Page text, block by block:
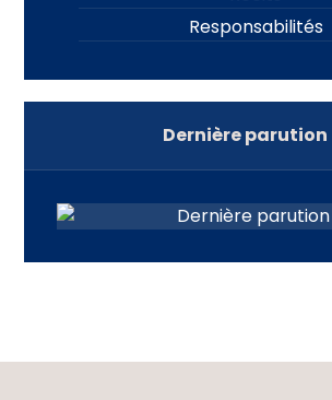
Responsabilités
Dernière parution